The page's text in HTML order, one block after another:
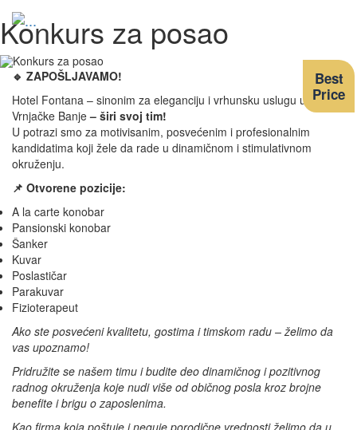
Konkurs za posao
🔹 ZAPOŠLJAVAMO!
Hotel Fontana – sinonim za eleganciju i vrhunsku uslugu u srcu
Vrnjačke Banje– širi svoj tim!
U potrazi smo za motivisanim, posvećenim i profesionalnim
kandidatima koji žele da rade u dinamičnom i stimulativnom
okruženju.
📌 Otvorene pozicije:
A la carte konobar
Pansionski konobar
Šanker
Kuvar
Poslastičar
Parakuvar
Fizioterapeut
Ako ste posvećeni kvalitetu, gostima i timskom radu – želimo da
vas upoznamo!
Pridružite se našem timu i budite deo dinamičnog i pozitivnog
radnog okruženja koje nudi više od običnog posla kroz brojne
benefite i brigu o zaposlenima.
Kao firma koja poštuje i neguje porodične vrednosti želimo da u
Best
Price